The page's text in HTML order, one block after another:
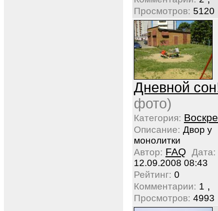
Просмотров: 5120
Дневной
фото)
Категория:
Описание: Двор у
монолитки
Автор: FAQ Дата:
12.09.2008 08:43
Рейтинг: 0
Комментарии: 1 ,
Просмотров: 4993